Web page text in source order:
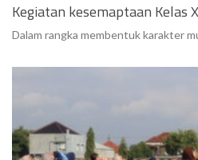
Kegiatan kesemaptaan Kelas
Dalam rangka membentuk karakter